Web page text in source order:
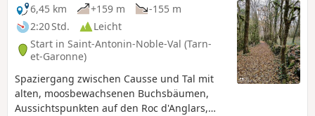
6,45 km
+159 m
-155 m
2:20 Std.
Leicht
Start in Saint-Antonin-Noble-Val (Tarn-
et-Garonne)
Spaziergang zwischen Causse und Tal mit
alten, moosbewachsenen Buchsbäumen,
Aussichtspunkten auf den Roc d'Anglars,